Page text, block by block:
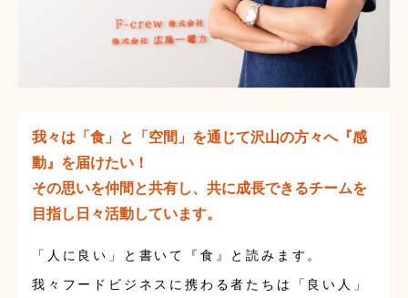
我々は「食」と「空間」を通じて沢山の方々へ『感
動』を届けたい！
その思いを仲間と共有し、共に成長できるチームを
目指し日々活動しています。
「人に良い」と書いて『食』と読みます。
我々フードビジネスに携わる者たちは「良い人」